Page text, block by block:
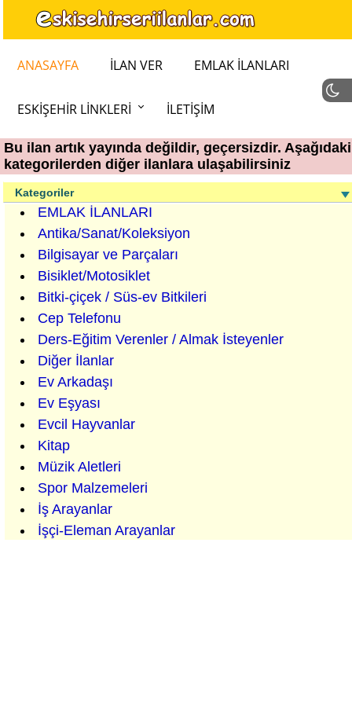
ANASAYFA İLAN VER EMLAK İLANLARI
ESKIŞEHIR LINKLERI İLETIŞIM
Bu ilan artık yayında değildir, geçersizdir. Aşağıdaki
kategorilerden diğer ilanlara ulaşabilirsiniz
Kategoriler
EMLAK İLANLARI
Antika/Sanat/Koleksiyon
Bilgisayar ve Parçaları
Bisiklet/Motosiklet
Bitki-çiçek / Süs-ev Bitkileri
Cep Telefonu
Ders-Eğitim Verenler / Almak İsteyenler
Diğer İlanlar
Ev Arkadaşı
Ev Eşyası
Evcil Hayvanlar
Kitap
Müzik Aletleri
Spor Malzemeleri
İş Arayanlar
İşçi-Eleman Arayanlar